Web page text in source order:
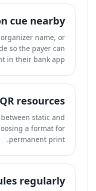
cue nearby
name, or
so the payer can
in their bank app.
resources
static and
a format for
permanent print.
regularly